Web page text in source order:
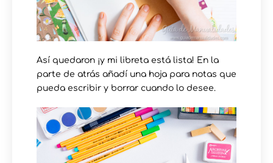
Así quedaron ¡y mi libreta está lista! En la
parte de atrás añadí una hoja para notas que
pueda escribir y borrar cuando lo desee.